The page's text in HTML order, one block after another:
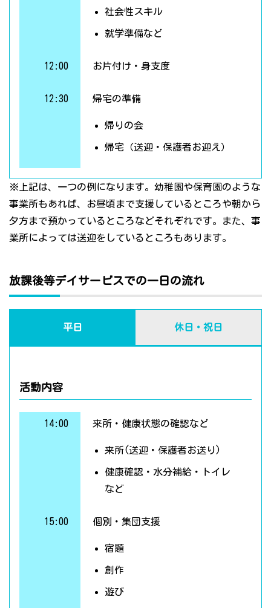
社会性スキル
就学準備など
12:00 お片付け・身支度
12:30 帰宅の準備
帰りの会
帰宅（送迎・保護者お迎え）
※上記は、一つの例になります。幼稚園や保育園のような
事業所もあれば、お昼頃まで支援しているところや朝から
夕方まで預かっているところなどそれぞれです。また、事
業所によっては送迎をしているところもあります。
放課後等デイサービスでの一日の流れ
平日 休日・祝日
活動内容
14:00 来所・健康状態の確認など
来所(送迎・保護者お送り)
健康確認・水分補給・トイレ
など
15:00 個別・集団支援
宿題
創作
遊び